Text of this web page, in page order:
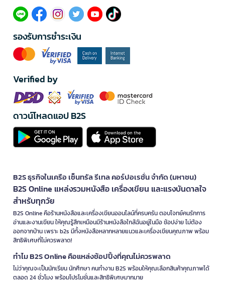
รองรับการชำระเงิน
Verified by
ดาวน์โหลดแอป B2S
B2S ธุรกิจในเครือ เซ็นทรัล รีเทล คอร์ปอเรชั่น จำกัด (มหาชน)
B2S Online แหล่งรวมหนังสือ เครื่องเขียน และแรงบันดาลใจ
สำหรับทุกวัย
B2S Online คือร้านหนังสือและเครื่องเขียนออนไลน์ที่ครบครัน ตอบโจทย์คนรักการ
อ่านและงานเขียน ให้คุณรู้สึกเหมือนมีร้านหนังสือใกล้ฉันอยู่ในมือ ช้อปง่าย ไม่ต้อง
ออกจากบ้าน เพราะ b2s มีทั้งหนังสือหลากหลายแนวและเครื่องเขียนคุณภาพ พร้อม
สิทธิพิเศษที่ไม่ควรพลาด!
ทำไม B2S Online คือแหล่งช้อปปิ้งที่คุณไม่ควรพลาด
ไม่ว่าคุณจะเป็นนักเรียน นักศึกษา คนทำงาน B2S พร้อมให้คุณเลือกสินค้าคุณภาพได้
ตลอด 24 ชั่วโมง พร้อมโปรโมชั่นและสิทธิพิเศษมากมาย